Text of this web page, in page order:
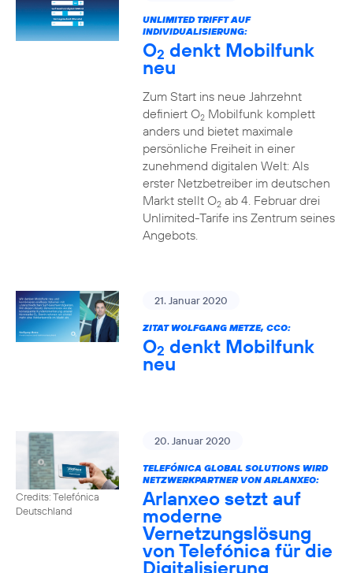
UNLIMITED TRIFFT AUF
INDIVIDUALISIERUNG:
O2 denkt Mobilfunk
neu
Zum Start ins neue Jahrzehnt
definiert O2Mobilfunk komplett
anders und bietet maximale
persönliche Freiheit in einer
zunehmend digitalen Welt: Als
erster Netzbetreiber im deutschen
Markt stellt O2ab 4. Februar drei
Unlimited-Tarife ins Zentrum seines
Angebots.
21. Januar 2020
ZITAT WOLFGANG METZE, CCO:
O2 denkt Mobilfunk
neu
Credits: Telefónica
Deutschland
20. Januar 2020
TELEFÓNICA GLOBAL SOLUTIONS WIRD
NETZWERKPARTNER VON ARLANXEO:
Arlanxeo setzt auf
moderne
Vernetzungslösung
von Telefónica für die
Digitalisierung